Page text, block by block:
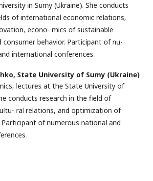
in Sumy (Ukraine). She conducts
of international economic relations,
econo- mics of sustainable
consumer behavior. Participant of nu-
international conferences.
State University of Sumy (Ukraine)
lectures at the State University of
conducts research in the field of
ral relations, and optimization of
of numerous national and